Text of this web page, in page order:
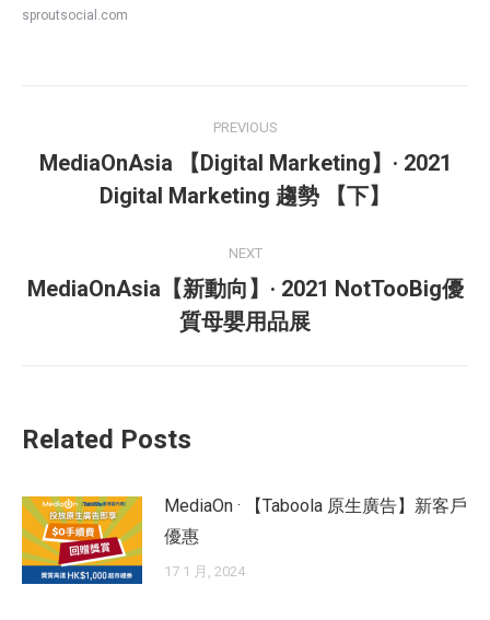
sproutsocial.com
navigation
PREVIOUS
Previous
post:
MediaOnAsia 【Digital Marketing】· 2021
Digital Marketing 趨勢 【下】
NEXT
Next
post:
MediaOnAsia【新動向】· 2021 NotTooBig優
質母嬰用品展
Related Posts
MediaOn · 【Taboola 原生廣告】新客戶
優惠
17 1 月, 2024